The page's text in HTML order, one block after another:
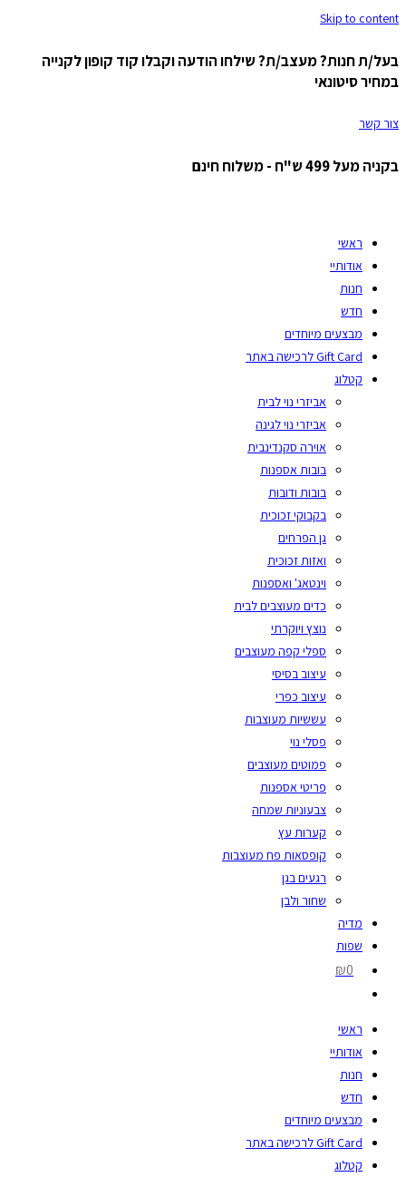
Skip to content
בעל/ת חנות? מעצב/ת? שילחו הודעה וקבלו קוד קופון לקנייה
במחיר סיטונאי
צור קשר
בקניה מעל 499 ש"ח - משלוח חינם
ראשי
אודותיי
חנות
חדש
מבצעים מיוחדים
Gift Card לרכישה באתר
קטלוג
אביזרי נוי לבית
אביזרי נוי לגינה
אוירה סקנדינבית
בובות אספנות
בובות ודובות
בקבוקי זכוכית
גן הפרחים
ואזות זכוכית
וינטאג' ואספנות
כדים מעוצבים לבית
נוצץ ויוקרתי
ספלי קפה מעוצבים
עיצוב בסיסי
עיצוב כפרי
עששיות מעוצבות
פסלי נוי
פמוטים מעוצבים
פריטי אספנות
צבעוניות שמחה
קערות עץ
קופסאות פח מעוצבות
רגעים בגן
שחור ולבן
מדיה
שפות
₪0
ראשי
אודותיי
חנות
חדש
מבצעים מיוחדים
Gift Card לרכישה באתר
קטלוג